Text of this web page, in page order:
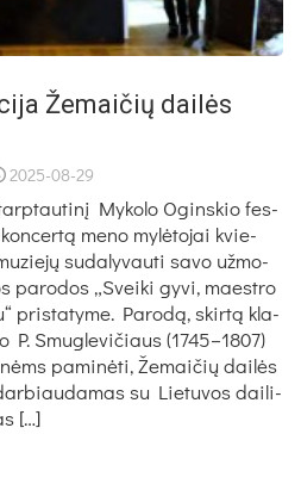
Žemaičių dailės
2025-08-29
My­ko­lo Ogins­kio fes­
me­no my­lė­to­jai kvie­
su­da­ly­vau­ti sa­vo už­mo­
pa­ro­dos „Svei­ki gy­vi, maest­ro
pri­sta­ty­me. Pa­ro­dą, skir­tą kla­
Smug­le­vi­čiaus (1745–1807)
pa­mi­nė­ti, Že­mai­čių dai­lės
su Lie­tu­vos dai­li­
[…]